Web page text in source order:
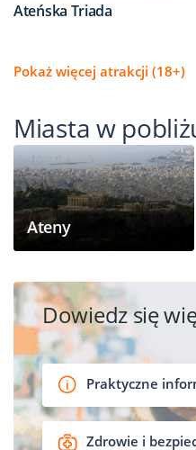
Ateńska Triada
Pokaż więcej atrakcji (18+)
Miasta w
Ateny
Dowiedz się
Praktyczne
Zdrowie i